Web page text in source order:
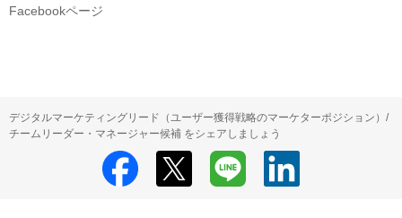
Facebookページ
デジタルマーケティングリード（ユーザー獲得戦略のマーケターポジション）/
チームリーダー・マネージャー候補 をシェアしましょう